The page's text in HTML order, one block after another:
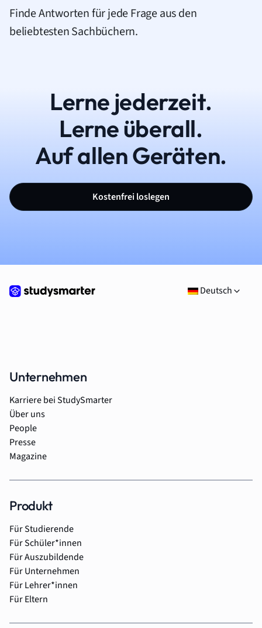
Finde Antworten für jede Frage aus den
beliebtesten Sachbüchern.
Lerne jederzeit.
Lerne überall.
Auf allen Geräten.
Kostenfrei loslegen
Deutsch
Unternehmen
Karriere bei StudySmarter
Über uns
People
Presse
Magazine
Produkt
Für Studierende
Für Schüler*innen
Für Auszubildende
Für Unternehmen
Für Lehrer*innen
Für Eltern